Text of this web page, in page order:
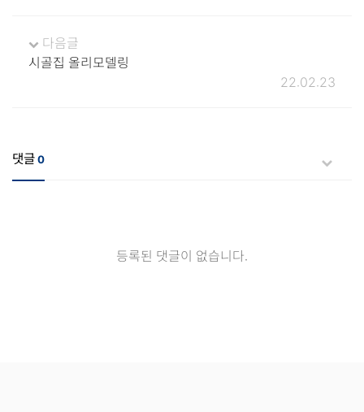
다음글
시골집 올리모델링
22.02.23
댓글0
등록된 댓글이 없습니다.